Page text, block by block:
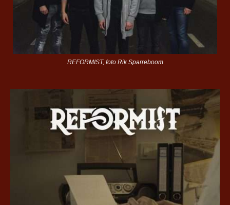
REFORMIST, foto Rik Sparreboom